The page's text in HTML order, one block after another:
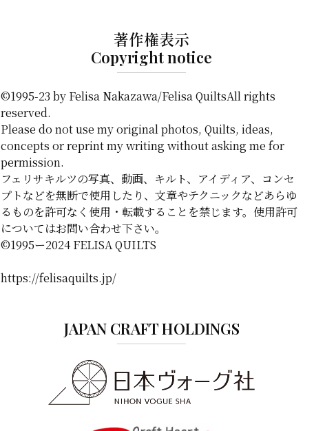
著作権表示
Copyright notice
©1995-23 by Felisa Nakazawa/Felisa QuiltsAll rights
reserved.
Please do not use my original photos, Quilts, ideas,
concepts or reprint my writing without asking me for
permission.
フェリサキルツの写真、動画、キルト、アイディア、コンセ
プトなどを無断で使用したり、文章やテクニックなどあらゆ
るものを許可なく使用・転載することを禁じます。使用許可
についてはお問い合わせ下さい。
©️1995ー2024 FELISA QUILTS
https://felisaquilts.jp/
JAPAN CRAFT HOLDINGS